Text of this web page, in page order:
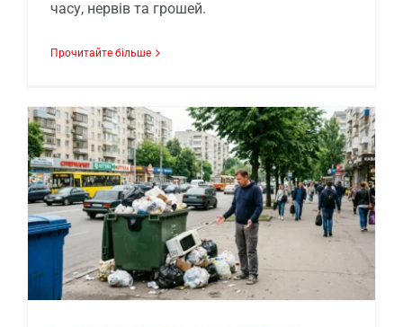
часу, нервів та грошей.
Прочитайте більше